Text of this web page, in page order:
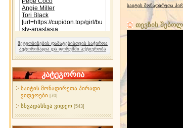
შეტყობინების დამატებისთვის საჭიროა
ავტორიზაცია და ფორუმში აქტიურობა
კატეგორია
საიტის მონადირეთა პირადი
ვიდეოები [70]
სხვადასხვა ვიდეო [543]
საიტის მონადირეთა
თევზის